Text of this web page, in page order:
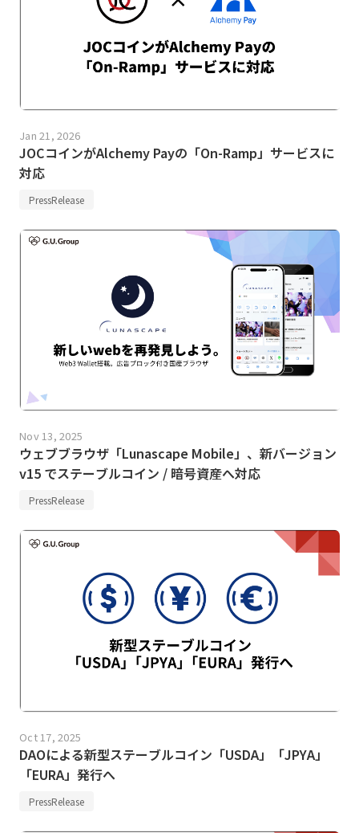
Jan 21, 2026
JOCコインがAlchemy Payの「On-Ramp」サービスに
対応
PressRelease
Nov 13, 2025
ウェブブラウザ「Lunascape Mobile」、新バージョン
v15 でステーブルコイン / 暗号資産へ対応
PressRelease
Oct 17, 2025
DAOによる新型ステーブルコイン「USDA」「JPYA」
「EURA」発行へ
PressRelease